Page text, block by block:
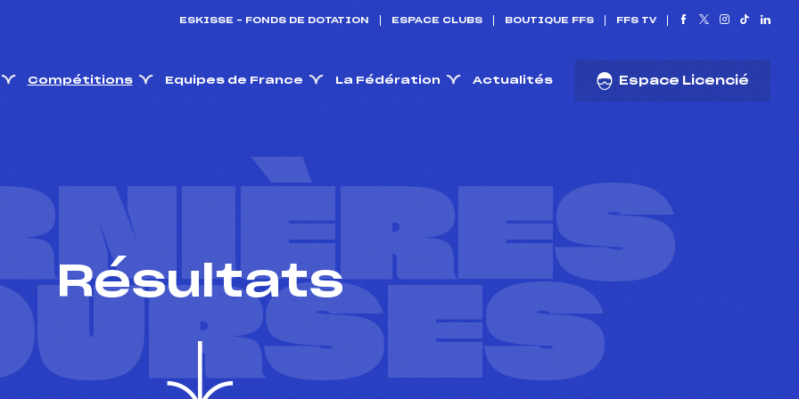
ESKISSE – FONDS DE DOTATION ESPACE CLUBS BOUTIQUE FFS FFS TV
Compétitions Equipes de France La Fédération Actualités Espace Licencié
Résultats